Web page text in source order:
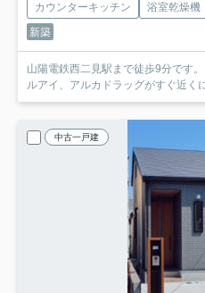
カウンターキッチン
浴室乾燥機
新築
山陽電鉄西二見駅まで徒歩9分です
ルアイ、アルカドラッグがすぐ近く
中古一戸建